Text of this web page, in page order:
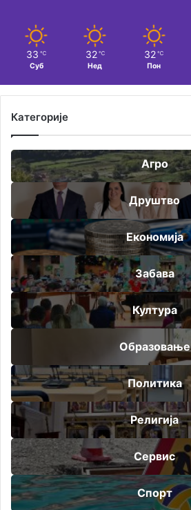
33 ℃
Суб
32 ℃
Нед
32 ℃
Пон
Категорије
Агро
Друштво
Економија
Забава
Култура
Образовање
Политика
Религија
Сервис
Спорт